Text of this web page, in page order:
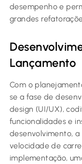
desempenho e
grandes
Lançamento
Com o
se a fase de
design (UI/UX),
funcionalidades e
desenvolvimento,
velocidade de
implementação,